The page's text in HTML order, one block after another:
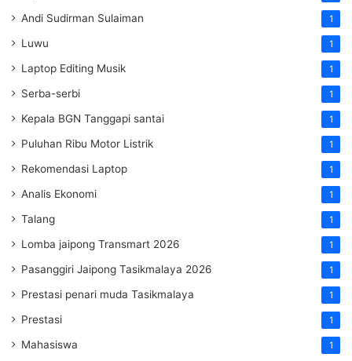
Andi Sudirman Sulaiman 1
Luwu 1
Laptop Editing Musik 1
Serba-serbi 1
Kepala BGN Tanggapi santai 1
Puluhan Ribu Motor Listrik 1
Rekomendasi Laptop 1
Analis Ekonomi 1
Talang 1
Lomba jaipong Transmart 2026 1
Pasanggiri Jaipong Tasikmalaya 2026 1
Prestasi penari muda Tasikmalaya 1
Prestasi 1
Mahasiswa 1